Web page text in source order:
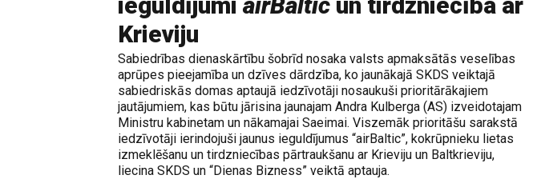
Krieviju
Sabiedrības dienaskārtību šobrīd nosaka valsts apmaksātās veselības
aprūpes pieejamība un dzīves dārdzība, ko jaunākajā SKDS veiktajā
sabiedriskās domas aptaujā iedzīvotāji nosaukuši prioritārākajiem
jautājumiem, kas būtu jārisina jaunajam Andra Kulberga (AS) izveidotajam
Ministru kabinetam un nākamajai Saeimai. Viszemāk prioritāšu sarakstā
iedzīvotāji ierindojuši jaunus ieguldījumus “airBaltic”, kokrūpnieku lietas
izmeklēšanu un tirdzniecības pārtraukšanu ar Krieviju un Baltkrieviju,
liecina SKDS un “Dienas Bizness” veiktā aptauja.